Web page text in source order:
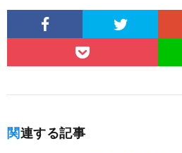
関連する記事